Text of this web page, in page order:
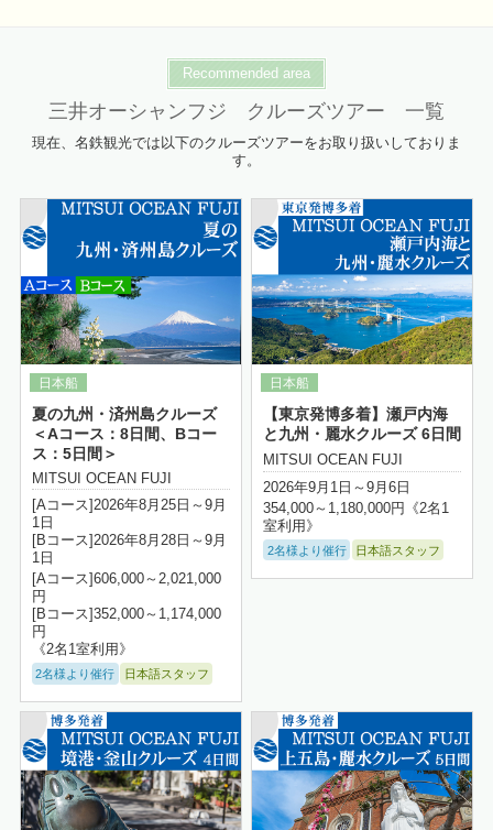
Recommended area
三井オーシャンフジ クルーズツアー 一覧
現在、名鉄観光では以下のクルーズツアーをお取り扱いしておりま
す。
夏の九州・済州島クルーズ
＜Aコース：8日間、Bコー
ス：5日間＞
MITSUI OCEAN FUJI
[Aコース]2026年8月25日～9月
1日
[Bコース]2026年8月28日～9月
1日
[Aコース]606,000～2,021,000
円
[Bコース]352,000～1,174,000
円
《2名1室利用》
2名様より催行 日本語スタッフ
【東京発博多着】瀬戸内海
と九州・麗水クルーズ 6日間
MITSUI OCEAN FUJI
2026年9月1日～9月6日
354,000～1,180,000円《2名1
室利用》
2名様より催行 日本語スタッフ
詳細はこちら
詳細はこちら